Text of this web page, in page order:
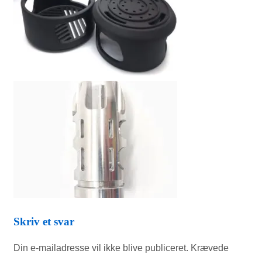
Skriv et svar
Din e-mailadresse vil ikke blive publiceret. Krævede